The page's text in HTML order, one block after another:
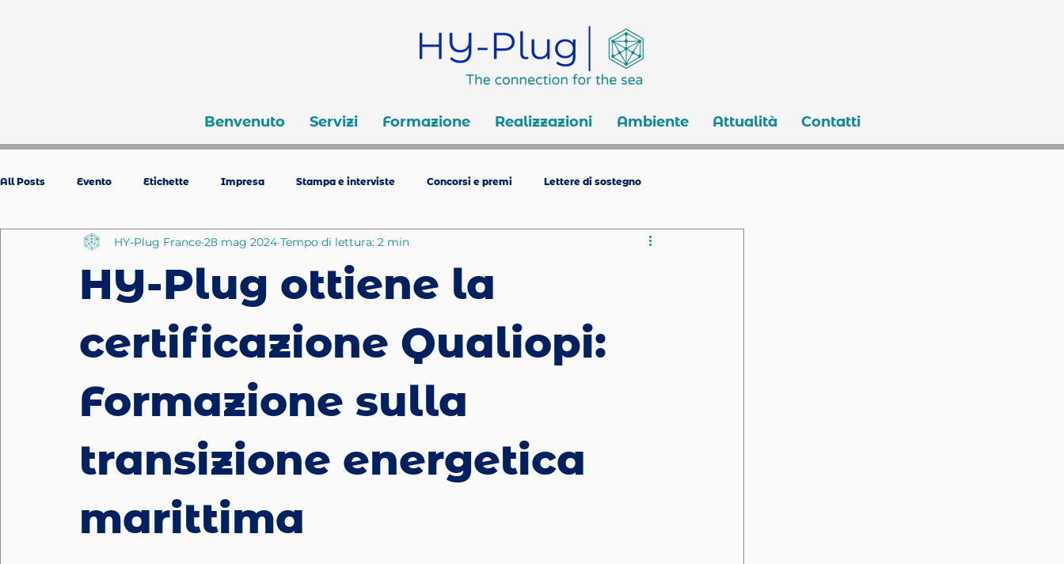
Benvenuto Servizi Formazione Realizzazioni Ambiente Attualità Contatti
All Posts Evento Etichette Impresa Stampa e interviste Concorsi e premi Lettere di sostegno
HY-Plug ottiene la
certificazione Qualiopi:
Formazione sulla
transizione energetica
marittima
HY-Plug France 28 mag 2024 Tempo di lettura: 2 min